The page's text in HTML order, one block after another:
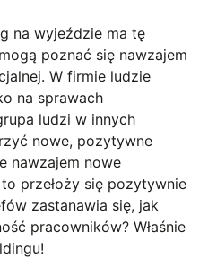
na wyjeździe ma tę
poznać się nawzajem
W firmie ludzie
na sprawach
ludzi w innych
nowe, pozytywne
nawzajem nowe
przełoży się pozytywnie
zastanawia się, jak
pracowników? Właśnie